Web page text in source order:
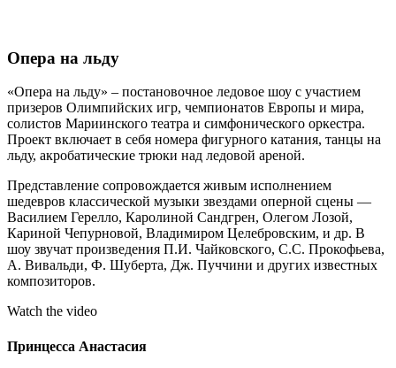
Опера на льду
«Опера на льду» – постановочное ледовое шоу с участием
призеров Олимпийских игр, чемпионатов Европы и мира,
солистов Мариинского театра и симфонического оркестра.
Проект включает в себя номера фигурного катания, танцы на
льду, акробатические трюки над ледовой ареной.
Представление сопровождается живым исполнением
шедевров классической музыки звездами оперной сцены —
Василием Герелло, Каролиной Сандгрен, Олегом Лозой,
Кариной Чепурновой, Владимиром Целебровским, и др. В
шоу звучат произведения П.И. Чайковского, С.С. Прокофьева,
А. Вивальди, Ф. Шуберта, Дж. Пуччини и других известных
композиторов.
Watch the video
Принцесса Анастасия